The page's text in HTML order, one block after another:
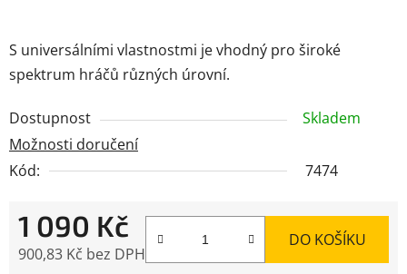
S universálními vlastnostmi je vhodný pro široké
spektrum hráčů různých úrovní.
Dostupnost
Skladem
Možnosti doručení
Kód:
7474
1 090 Kč
900,83 Kč bez DPH
DO KOŠÍKU